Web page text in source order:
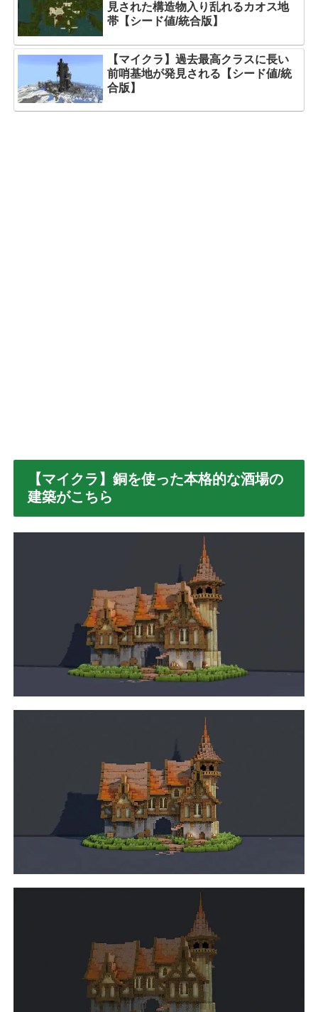
見された構造物入り乱れるカオス地
帯【シード値/統合版】
【マイクラ】過去最高クラスに長い
前哨基地が発見される【シード値/統
合版】
【マイクラ】銅を使った本格的な酒場の
建築がこちら